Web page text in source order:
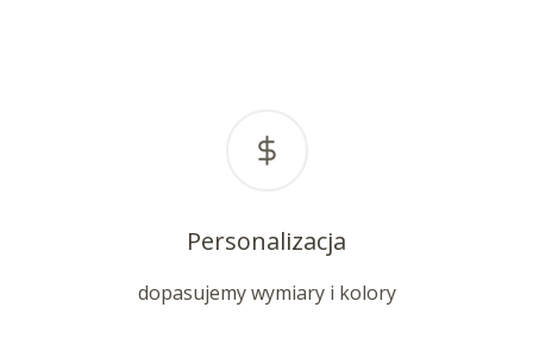
Personalizacja
dopasujemy wymiary i kolory